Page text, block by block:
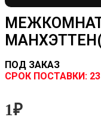
ПОД ЗАКАЗ
CРОК ПОСТАВКИ:
1₽